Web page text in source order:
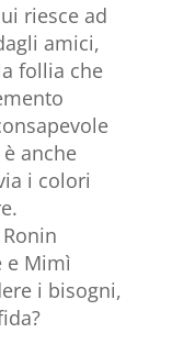
riesce ad
amici,
follia che
anche
i colori
e Mimì
i bisogni,